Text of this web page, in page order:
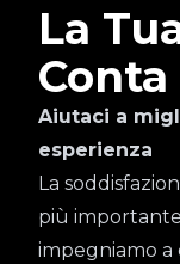
La
Conta
Aiutaci a
esperienza
La
più
impegniamo a